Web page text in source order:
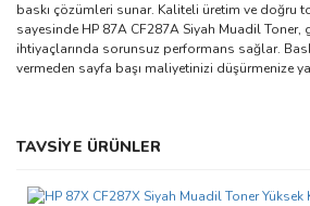
baskı çözümleri sunar. Kaliteli üretim ve doğru
sayesinde HP 87A CF287A Siyah Muadil Toner,
ihtiyaçlarında sorunsuz performans sağlar.
vermeden sayfa başı maliyetinizi düşürmenize
Bu ürünün fiyat bilgisi, resim, ürün
konularda yetersiz gördüğünüz noktaları
Görüş ve önerileriniz için teşekkür ederiz.
TAVSİYE ÜRÜNLER